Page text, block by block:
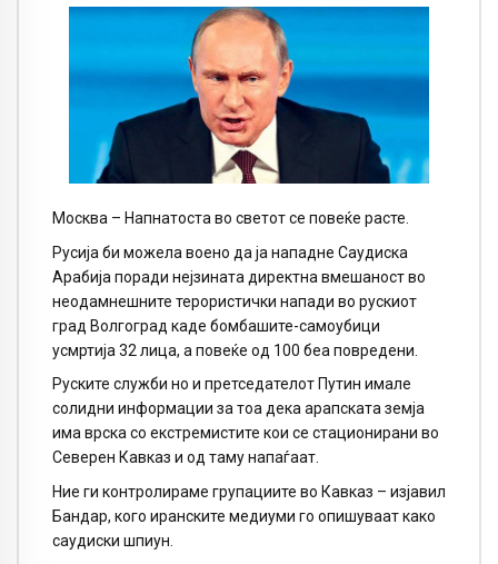
Москва – Напнатоста во светот се повеќе расте.
Русија би можела воено да ја нападне Саудиска
Арабија поради нејзината директна вмешаност во
неодамнешните терористички напади во рускиот
град Волгоград каде бомбашите-самоубици
усмртија 32 лица, а повеќе од 100 беа повредени.
Руските служби но и претседателот Путин имале
солидни информации за тоа дека арапската земја
има врска со екстремистите кои се стационирани во
Северен Кавказ и од таму напаѓаат.
Ние ги контролираме групациите во Кавказ – изјавил
Бандар, кого иранските медиуми го опишуваат како
саудиски шпиун.